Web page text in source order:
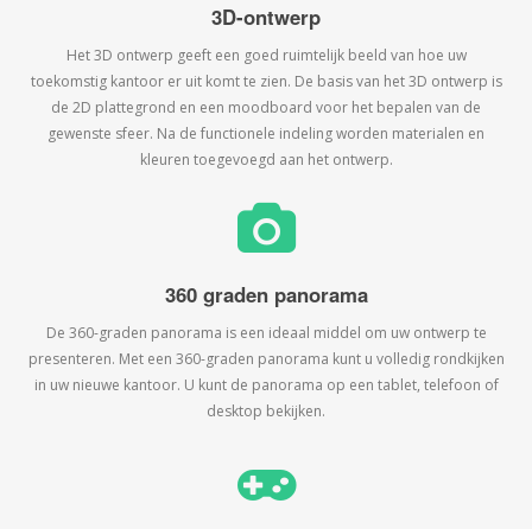
3D-ontwerp
Het 3D ontwerp geeft een goed ruimtelijk beeld van hoe uw
toekomstig kantoor er uit komt te zien. De basis van het 3D ontwerp is
de 2D plattegrond en een moodboard voor het bepalen van de
gewenste sfeer. Na de functionele indeling worden materialen en
kleuren toegevoegd aan het ontwerp.
360 graden panorama
De 360-graden panorama is een ideaal middel om uw ontwerp te
presenteren. Met een 360-graden panorama kunt u volledig rondkijken
in uw nieuwe kantoor. U kunt de panorama op een tablet, telefoon of
desktop bekijken.